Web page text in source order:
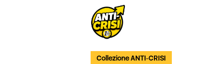
Collezione ANTI-CRISI